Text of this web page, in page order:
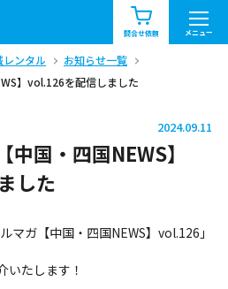
問合せ依頼 メニュー
お知らせ一覧
お問合せ
東北 関東
関西
）
ンタル
お知らせ一覧
】vol.126を配信しました
2024.09.11
国・四国NEWS】
した
マガ【中国・四国NEWS】vol.126」
いたします！